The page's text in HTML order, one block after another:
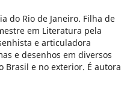
do Rio de Janeiro. Filha de
em Literatura pela
e articuladora
e desenhos em diversos
Brasil e no exterior. É autora